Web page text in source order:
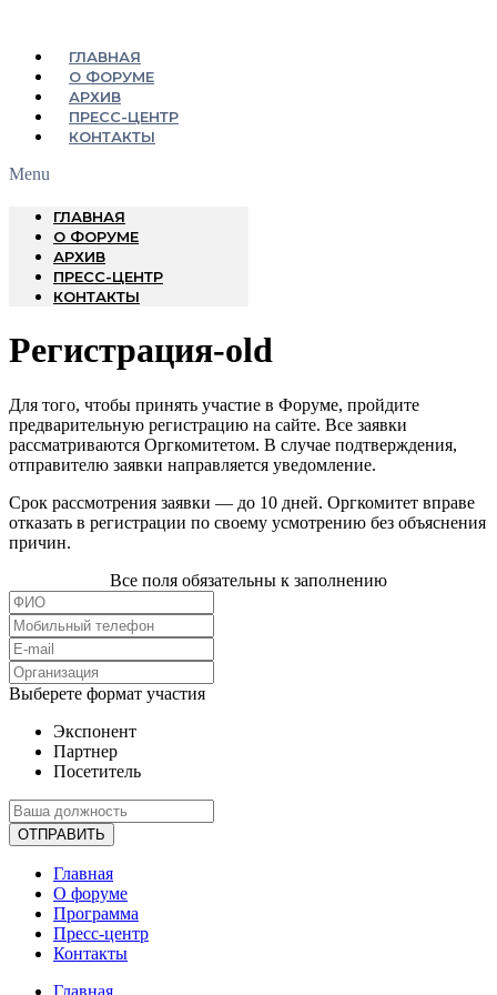
ГЛАВНАЯ
О ФОРУМЕ
АРХИВ
ПРЕСС-ЦЕНТР
КОНТАКТЫ
Menu
ГЛАВНАЯ
О ФОРУМЕ
АРХИВ
ПРЕСС-ЦЕНТР
КОНТАКТЫ
Регистрация-old
Для того, чтобы принять участие в Форуме, пройдите
предварительную регистрацию на сайте. Все заявки
рассматриваются Оргкомитетом. В случае подтверждения,
отправителю заявки направляется уведомление.
Срок рассмотрения заявки — до 10 дней. Оргкомитет вправе
отказать в регистрации по своему усмотрению без объяснения
причин.
Все поля обязательны к заполнению
Выберете формат участия
Экспонент
Партнер
Посетитель
ОТПРАВИТЬ
Главная
О форуме
Программа
Пресс-центр
Контакты
Главная